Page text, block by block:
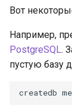
Вот
Например,
PostgreSQL.
пустую базу
createdb